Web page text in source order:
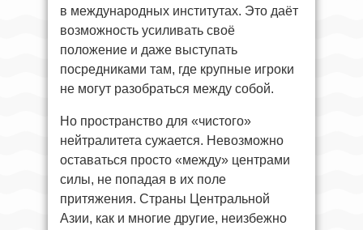
в международных институтах. Это даёт
возможность усиливать своё
положение и даже выступать
посредниками там, где крупные игроки
не могут разобраться между собой.
Но пространство для «чистого»
нейтралитета сужается. Невозможно
оставаться просто «между» центрами
силы, не попадая в их поле
притяжения. Страны Центральной
Азии, как и многие другие, неизбежно